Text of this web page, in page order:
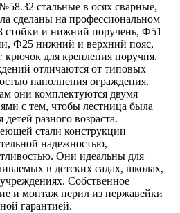
стальные в осях сварные,
сделаны на профессиональном
стойки и нижний поручень, Ф51
Ф25 нижний и верхний пояс,
для крепления поручня.
отличаются от типовых
наполнения ограждения.
они комплектуются двумя
с тем, чтобы лестница была
разного возраста.
стали конструкции
надежностью,
Они идеальны для
в детских садах, школах,
Собственное
и монтаж перил из нержавейки
гарантией.